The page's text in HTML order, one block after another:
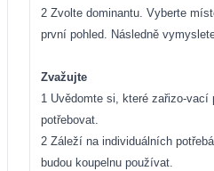
2 Zvolte dominantu. Vyberte
první pohled. Následně
Zvažujte
1 Uvědomte si, které zařizo-vací
potřebovat.
2 Záleží na individuálních
budou koupelnu používat.